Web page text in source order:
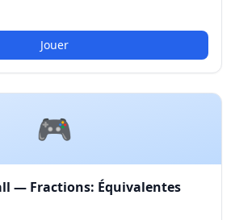
Jouer
🎮
— Fractions: Équivalentes